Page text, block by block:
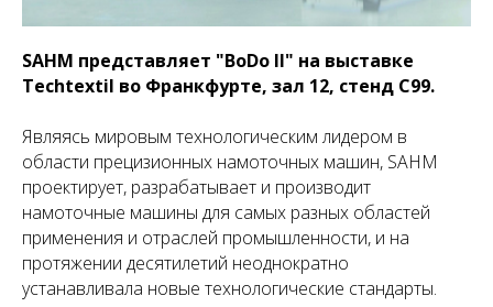
SAHM представляет "BoDo II" на выставке
Techtextil во Франкфурте, зал 12, стенд C99.
Являясь мировым технологическим лидером в
области прецизионных намоточных машин, SAHM
проектирует, разрабатывает и производит
намоточные машины для самых разных областей
применения и отраслей промышленности, и на
протяжении десятилетий неоднократно
устанавливала новые технологические стандарты.